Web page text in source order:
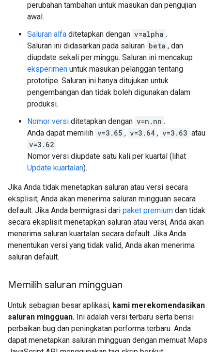
perubahan tambahan untuk masukan dan pengujian
awal.
Saluran alfa ditetapkan dengan v=alpha .
Saluran ini didasarkan pada saluran beta , dan
diupdate sekali per minggu. Saluran ini mencakup
eksperimen untuk masukan pelanggan tentang
prototipe. Saluran ini hanya ditujukan untuk
pengembangan dan tidak boleh digunakan dalam
produksi.
Nomor versi ditetapkan dengan v=n.nn .
Anda dapat memilih v=3.65 , v=3.64 , v=3.63 atau
v=3.62 .
Nomor versi diupdate satu kali per kuartal (lihat
Update kuartalan).
Jika Anda tidak menetapkan saluran atau versi secara
eksplisit, Anda akan menerima saluran mingguan secara
default. Jika Anda bermigrasi dari paket premium dan tidak
secara eksplisit menetapkan saluran atau versi, Anda akan
menerima saluran kuartalan secara default. Jika Anda
menentukan versi yang tidak valid, Anda akan menerima
saluran default.
Memilih saluran mingguan
Untuk sebagian besar aplikasi, kami merekomendasikan
saluran mingguan. Ini adalah versi terbaru serta berisi
perbaikan bug dan peningkatan performa terbaru. Anda
dapat menetapkan saluran mingguan dengan memuat Maps